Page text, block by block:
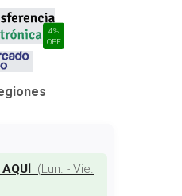
4%
OFF
(Lun. - Vie.